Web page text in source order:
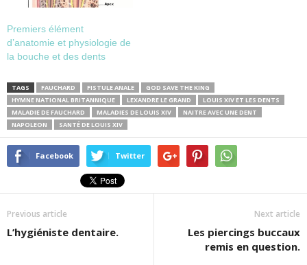
Premiers élément
d’anatomie et physiologie de
la bouche et des dents
TAGS FAUCHARD FISTULE ANALE
GOD SAVE THE KING
HYMNE NATIONAL BRITANNIQUE
LEXANDRE LE GRAND
LOUIS XIV ET LES DENTS
MALADIE DE FAUCHARD
MALADIES DE LOUIS XIV
NAITRE AVEC UNE DENT
NAPOLEON
SANTÉ DE LOUIS XIV
Facebook Twitter
Previous article
L’hygiéniste dentaire.
Next article
Les piercings buccaux
remis en question.